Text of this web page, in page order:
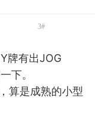
3#
牌有出JOG
下。
算是成熟的小型